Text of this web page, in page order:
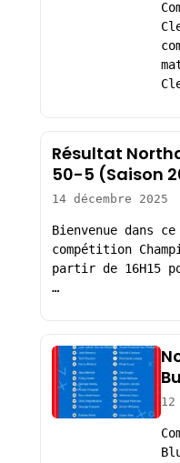
Résultat
50-5 (Saison
14 décembre 2025
Bienvenue dans
compétition
partir de 16H15
…
12